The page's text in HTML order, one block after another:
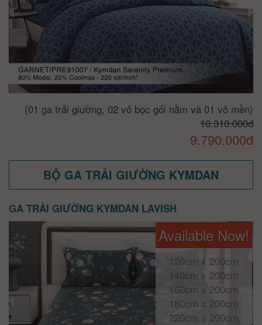
(01 ga trải giường, 02 vỏ bọc gối nằm và 01 vỏ mền)
10.310.000đ
9.790.000đ
BỘ GA TRẢI GIƯỜNG KYMDAN
GA TRẢI GIƯỜNG KYMDAN LAVISH
Available Now!
120cm x 200cm
140cm x 200cm
160cm x 200cm
180cm x 200cm
220cm x 200cm